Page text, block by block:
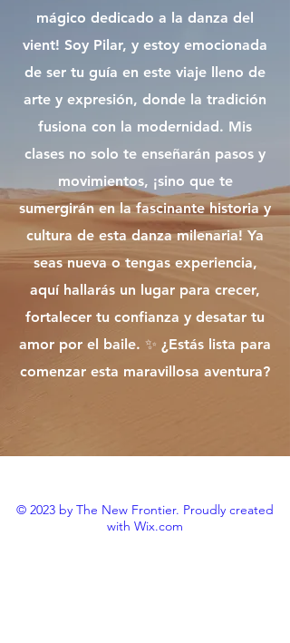
mágico dedicado a la danza del
vient! Soy Pilar, y estoy emocionada
de ser tu guía en este viaje lleno de
arte y expresión, donde la tradición
fusiona con la modernidad. Mis
clases no solo te enseñarán pasos y
movimientos, ¡sino que te
sumergirán en la fascinante historia y
cultura de esta danza milenaria! Ya
seas nueva o tengas experiencia,
aquí hallarás un lugar para crecer,
fortalecer tu confianza y desatar tu
amor por el baile. ✨ ¿Estás lista para
comenzar esta maravillosa aventura?
© 2023 by The New Frontier. Proudly created
with Wix.com